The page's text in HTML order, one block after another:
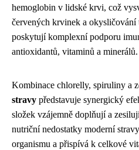
hemoglobin v lidské krvi, což
červených krvinek a okysličování
poskytují komplexní podporu
antioxidantů, vitaminů a minerálů.
Kombinace chlorelly, spiruliny a
stravy představuje synergický
složek vzájemně doplňují a
nutriční nedostatky moderní
organismu a přispívá k celkové